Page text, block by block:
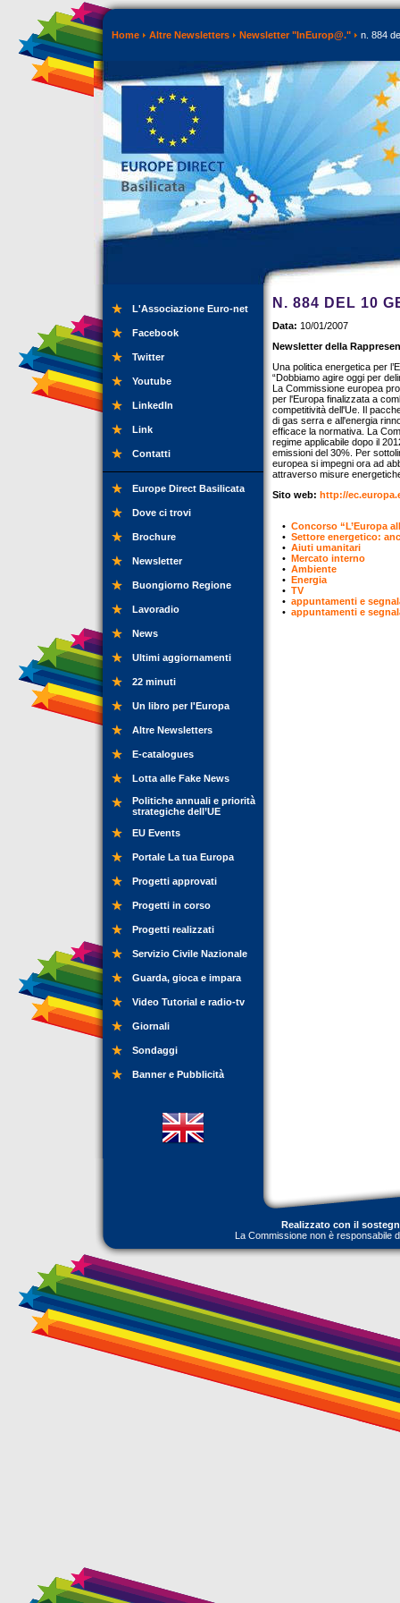
Home Altre Newsletters Newsletter "InEurop@." n. 884
L'Associazione Euro-net
Facebook
Twitter
Youtube
LinkedIn
Link
Contatti
Europe Direct Basilicata
Dove ci trovi
Brochure
Newsletter
Buongiorno Regione
Lavoradio
News
Ultimi aggiornamenti
22 minuti
Un libro per l'Europa
Altre Newsletters
E-catalogues
Lotta alle Fake News
Politiche annuali e priorità
strategiche dell’UE
EU Events
Portale La tua Europa
Progetti approvati
Progetti in corso
Progetti realizzati
Servizio Civile Nazionale
Guarda, gioca e impara
Video Tutorial e radio-tv
Giornali
Sondaggi
Banner e Pubblicità
N. 884 DEL 10
Data: 10/01/2007
Newsletter della
Una politica energetica per
“Dobbiamo agire oggi per
La Commissione europea
per l'Europa finalizzata a
competitività dell'Ue. Il
di gas serra e all'energia
efficace la normativa. La
regime applicabile dopo il
emissioni del 30%. Per
europea si impegni ora ad
attraverso misure
Sito web: http://
• Concorso “L’Europa
• Settore energetico:
• Aiuti umanitari
• Mercato interno
• Ambiente
• Energia
• TV
• appuntamenti e
• appuntamenti e
Realizzato con il
La Commissione non è responsabile